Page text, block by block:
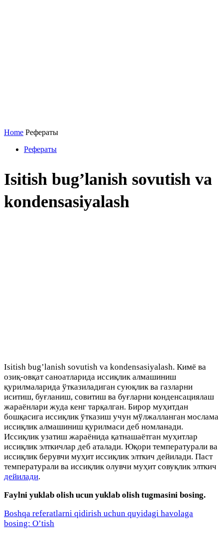
Home Рефераты
Рефераты
Isitish bug’lanish sovutish va
kondensasiyalash
Isitish bug’lanish sovutish va kondensasiyalash. Кимё ва
озиқ-овқат саноатларида иссиқлик алмашиниш
қурилмаларида ўтказиладиган суюқлик ва газларни
иситиш, буғланиш, совитиш ва буғларни конденсациялаш
жараёнлари жуда кенг тарқалган. Бирор муҳитдан
бошқасига иссиқлик ўтказиш учун мўлжалланган мослама
иссиқлик алмашиниш қурилмаси деб номланади.
Иссиқлик узатиш жараёнида қатнашаётган муҳитлар
иссиқлик элткичлар деб аталади. Юқори температурали ва
иссиқлик берувчи муҳит иссиқлик элткич дейилади. Паст
температурали ва иссиқлик олувчи муҳит совуқлик элткич
дейилади.
Faylni yuklab olish ucun yuklab olish tugmasini bosing.
Boshqa referatlarni qidirish uchun quyidagi havolaga
bosing: O’tish